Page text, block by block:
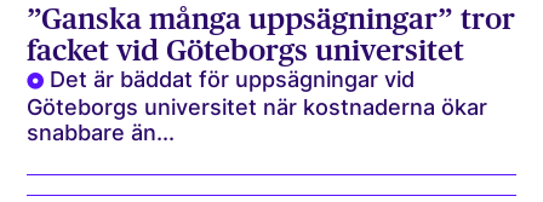
”Ganska många uppsägningar” tror
facket vid Göteborgs universitet
Det är bäddat för uppsägningar vid
Göteborgs universitet när kostnaderna ökar
snabbare än...